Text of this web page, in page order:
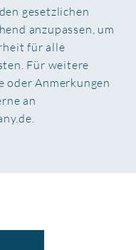
gesetzlichen
anzupassen, um
für alle
Für weitere
oder Anmerkungen
an